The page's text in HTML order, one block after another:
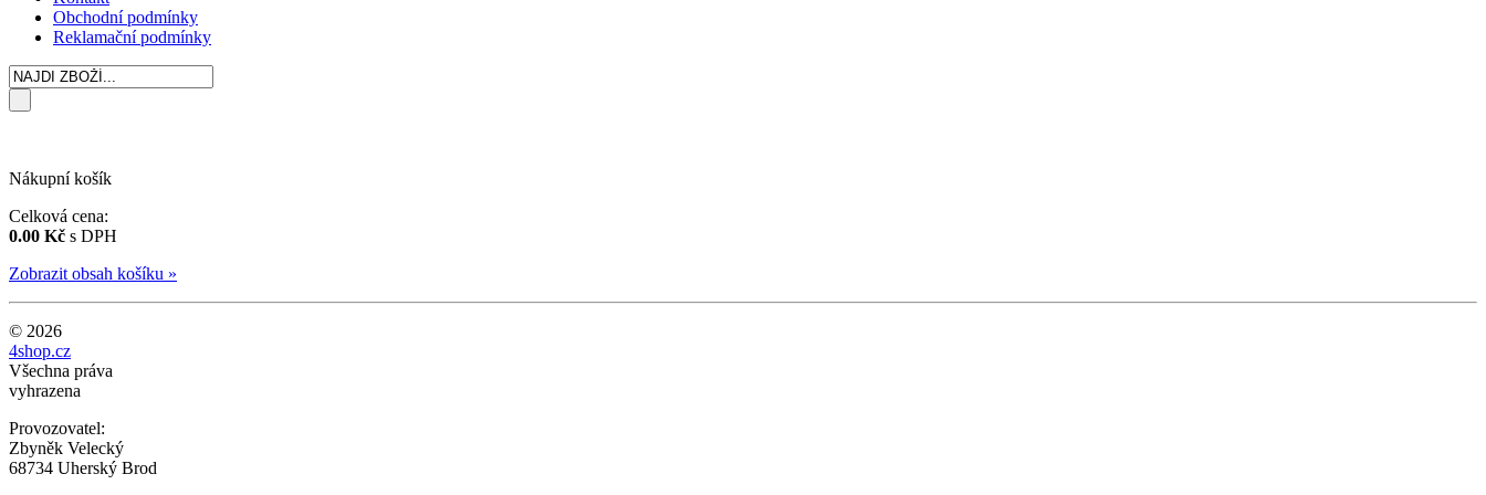
Obchodní podmínky
Reklamační podmínky
Nákupní košík
Celková cena:
0.00 Kč s DPH
Zobrazit obsah košíku »
© 2026
4shop.cz
Všechna práva
vyhrazena
Provozovatel:
Zbyněk Velecký
68734 Uherský Brod